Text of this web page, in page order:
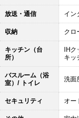
放送・通信 イン
収納 クロ
キッチン（台
所）
IH
キッ
バスルーム（浴
室）/ トイレ
洗面
セキュリティ オー